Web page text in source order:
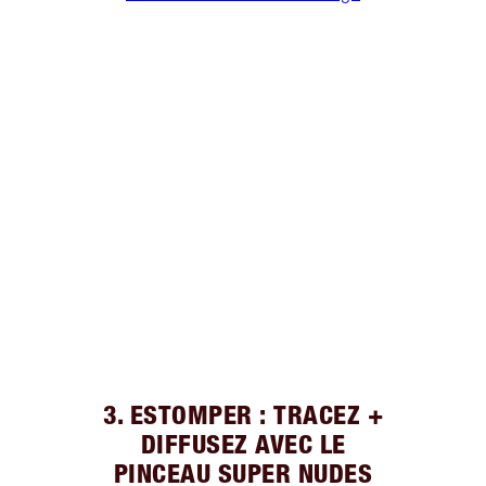
3. ESTOMPER : TRACEZ +
DIFFUSEZ AVEC LE
PINCEAU SUPER NUDES